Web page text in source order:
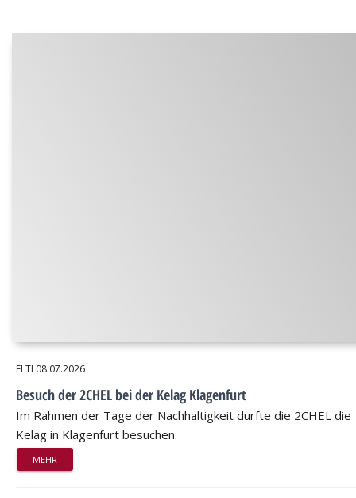
ELTI 08.07.2026
Besuch der 2CHEL bei der Kelag Klagenfurt
Im Rahmen der Tage der Nachhaltigkeit durfte die 2CHEL die
Kelag in Klagenfurt besuchen.
MEHR